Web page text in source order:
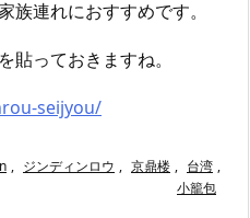
族連れにおすすめです。
貼っておきますね。
seijyou/
, ジンディンロウ , 京鼎楼 , 台湾 ,
小籠包